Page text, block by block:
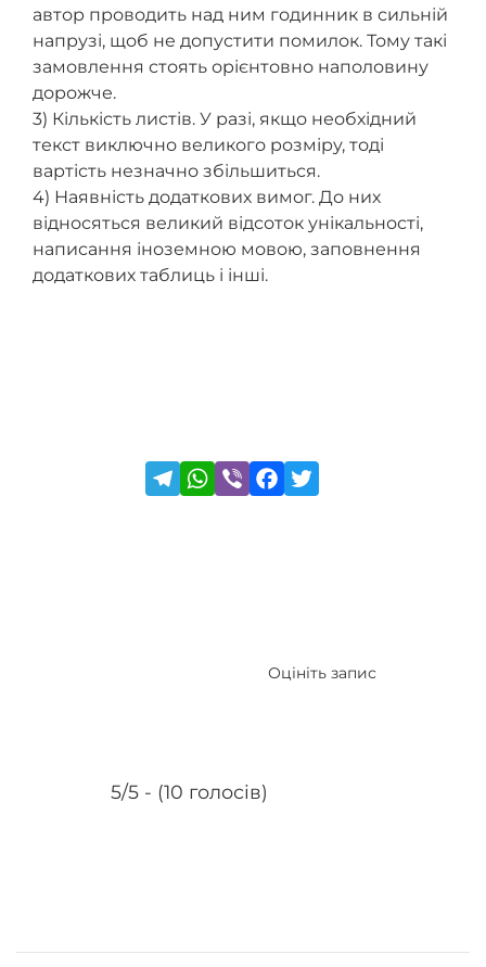
автор проводить над ним годинник в сильній
напрузі, щоб не допустити помилок. Тому такі
замовлення стоять орієнтовно наполовину
дорожче.
3) Кількість листів. У разі, якщо необхідний
текст виключно великого розміру, тоді
вартість незначно збільшиться.
4) Наявність додаткових вимог. До них
відносяться великий відсоток унікальності,
написання іноземною мовою, заповнення
додаткових таблиць і інші.
5/5 - (10 голосів)
Оцініть запис